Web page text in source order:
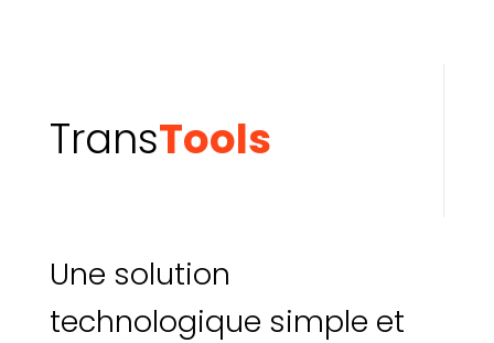
TransTools
Une solution
technologique simple et